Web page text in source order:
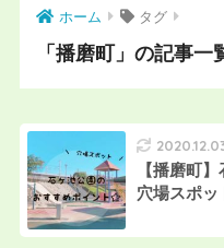
ホーム タグ
「播磨町」の記事一
【播磨町
穴場スポ